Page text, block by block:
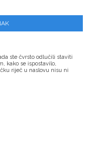
ste čvrsto odlučili staviti
kako se ispostavilo,
riječ u naslovu nisu ni